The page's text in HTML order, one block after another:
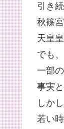
引き
秋篠
天皇
でも
一部
事実
しか
若い